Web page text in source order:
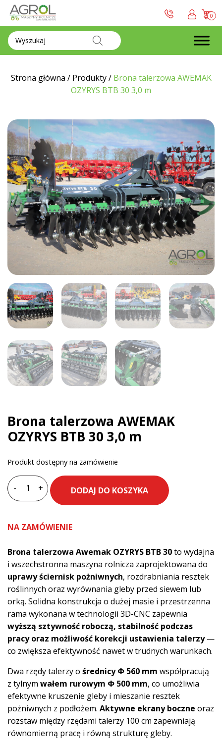
0
Wyszukiwarka
produktów
Strona główna / Produkty/ Brona talerzowa AWEMAK
OZYRYS BTB 30 3,0 m
Brona talerzowa AWEMAK
OZYRYS BTB 30 3,0 m
Produkt dostępny na zamówienie
-
ilość
AWEMAK
BTB
30
3,0
m
+ DODAJ DO KOSZYKA
NA ZAMÓWIENIE
Brona talerzowa Awemak OZYRYS BTB 30to wydajna
i wszechstronna maszyna rolnicza zaprojektowana do
uprawy ściernisk pożniwnych, rozdrabniania resztek
roślinnych oraz wyrównania gleby przed siewem lub
orką. Solidna konstrukcja o dużej masie i przestrzenna
rama wykonana w technologii 3D-CNC zapewnia
wyższą sztywność roboczą, stabilność podczas
pracy oraz możliwość korekcji ustawienia talerzy—
co zwiększa efektywność nawet w trudnych warunkach.
Dwa rzędy talerzy o średnicy Φ 560 mm współpracują
z tylnym wałem rurowym Φ 500 mm, co umożliwia
efektywne kruszenie gleby i mieszanie resztek
pożniwnych z podłożem. Aktywne ekrany boczne oraz
rozstaw między rzędami talerzy 100 cm zapewniają
równomierną pracę i równą strukturę gleby.